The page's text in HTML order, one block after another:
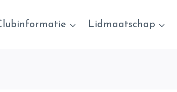
Lidmaatschap